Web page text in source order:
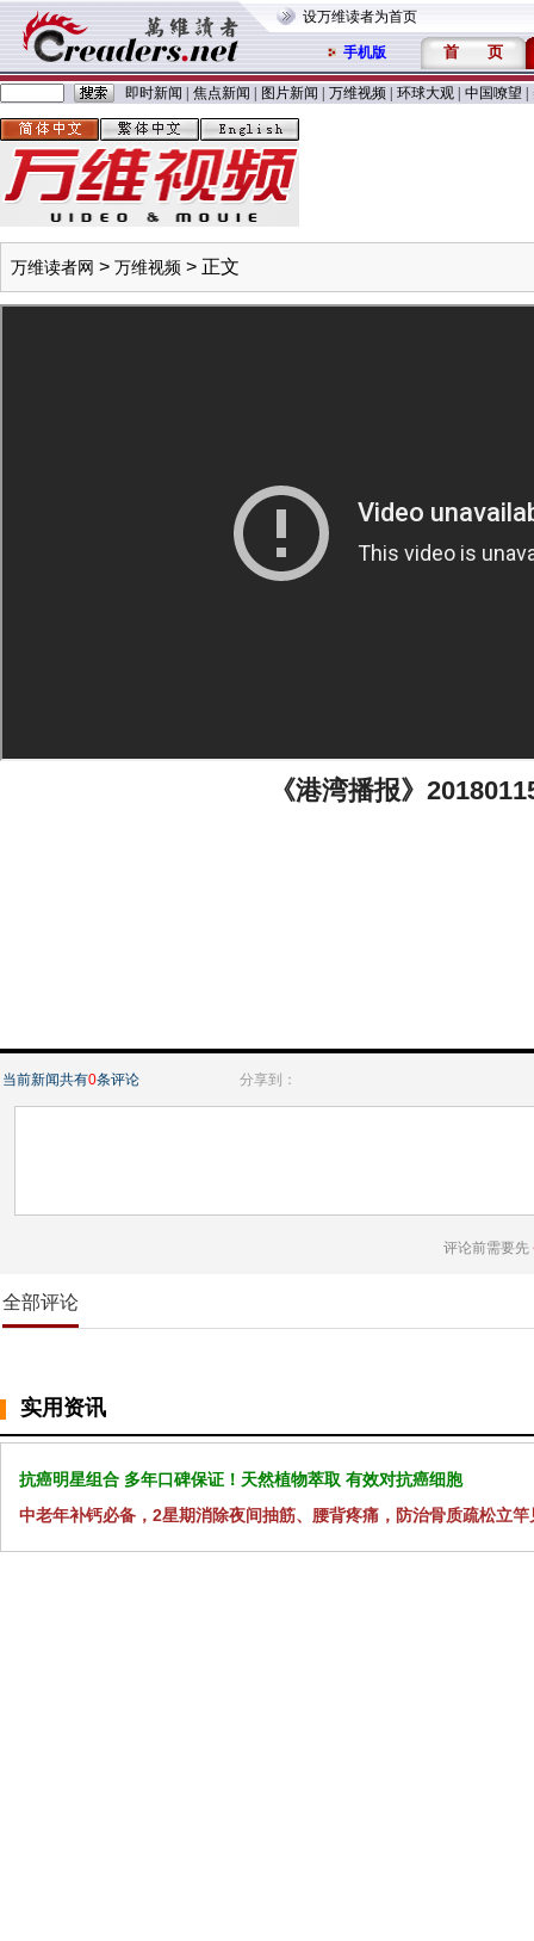
设万维读者为首页
手机版 首 页
即时新闻 焦点新闻 图片新闻 万维视频 环球大观 中国嘹望
万维读者网 > 万维视频 > 正文
《港湾播报》
当前新闻共有0条评论 分享到：
评论前需要先
全部评论
实用资讯
抗癌明星组合 多年口碑保证！天然植物萃取 有效对抗癌细胞
中老年补钙必备，2星期消除夜间抽筋、腰背疼痛，防治骨质疏松立竿